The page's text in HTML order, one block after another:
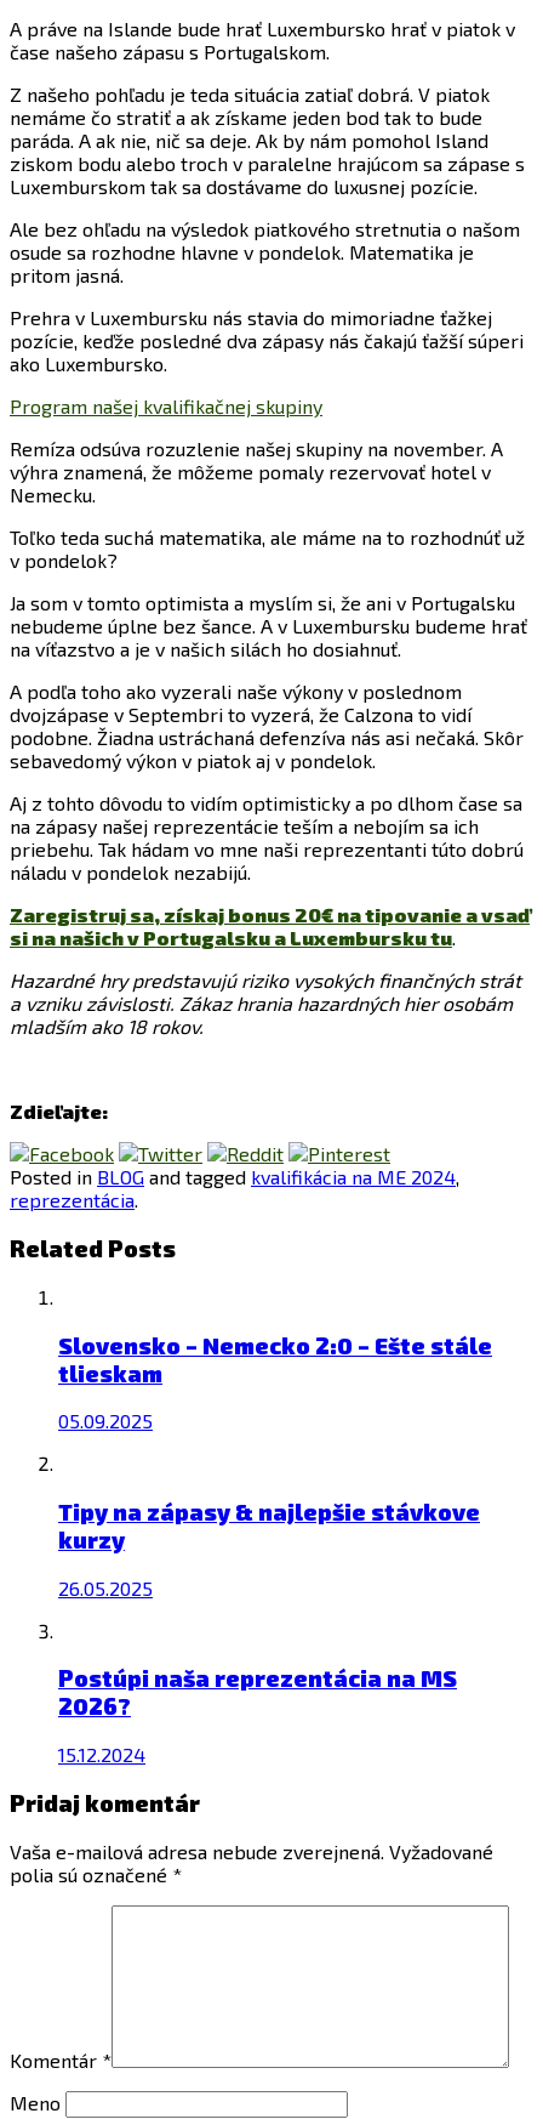
A práve na Islande bude hrať Luxembursko hrať v piatok v
čase našeho zápasu s Portugalskom.
Z našeho pohľadu je teda situácia zatiaľ dobrá. V piatok
nemáme čo stratiť a ak získame jeden bod tak to bude
paráda. A ak nie, nič sa deje. Ak by nám pomohol Island
ziskom bodu alebo troch v paralelne hrajúcom sa zápase s
Luxemburskom tak sa dostávame do luxusnej pozície.
Ale bez ohľadu na výsledok piatkového stretnutia o našom
osude sa rozhodne hlavne v pondelok. Matematika je
pritom jasná.
Prehra v Luxembursku nás stavia do mimoriadne ťažkej
pozície, keďže posledné dva zápasy nás čakajú ťažší súperi
ako Luxembursko.
Program našej kvalifikačnej skupiny
Remíza odsúva rozuzlenie našej skupiny na november. A
výhra znamená, že môžeme pomaly rezervovať hotel v
Nemecku.
Toľko teda suchá matematika, ale máme na to rozhodnúť už
v pondelok?
Ja som v tomto optimista a myslím si, že ani v Portugalsku
nebudeme úplne bez šance. A v Luxembursku budeme hrať
na víťazstvo a je v našich silách ho dosiahnuť.
A podľa toho ako vyzerali naše výkony v poslednom
dvojzápase v Septembri to vyzerá, že Calzona to vidí
podobne. Žiadna ustráchaná defenzíva nás asi nečaká. Skôr
sebavedomý výkon v piatok aj v pondelok.
Aj z tohto dôvodu to vidím optimisticky a po dlhom čase sa
na zápasy našej reprezentácie teším a nebojím sa ich
priebehu. Tak hádam vo mne naši reprezentanti túto dobrú
náladu v pondelok nezabijú.
Zaregistruj sa, získaj bonus 20€ na tipovanie a vsaď
si na našich v Portugalsku a Luxembursku tu.
Hazardné hry predstavujú riziko vysokých finančných strát
a vzniku závislosti. Zákaz hrania hazardných hier osobám
mladším ako 18 rokov.
Zdieľajte:
Posted in BLOG and tagged kvalifikácia na ME 2024,
reprezentácia.
Related Posts
Slovensko – Nemecko 2:0 – Ešte stále
tlieskam
05.09.2025
Tipy na zápasy & najlepšie stávkove
kurzy
26.05.2025
Postúpi naša reprezentácia na MS
2026?
15.12.2024
Pridaj komentár
Vaša e-mailová adresa nebude zverejnená. Vyžadované
polia sú označené *
Komentár *
Meno